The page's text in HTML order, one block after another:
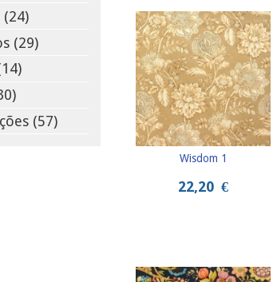
(24)
(29)
(57)
Wisdom 1
22,20 €